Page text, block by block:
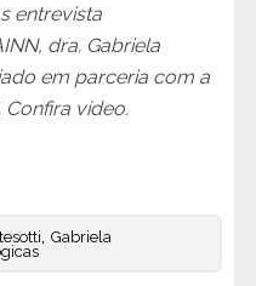
entrevista
dra. Gabriela
em parceria com a
vídeo.
, Gabriela